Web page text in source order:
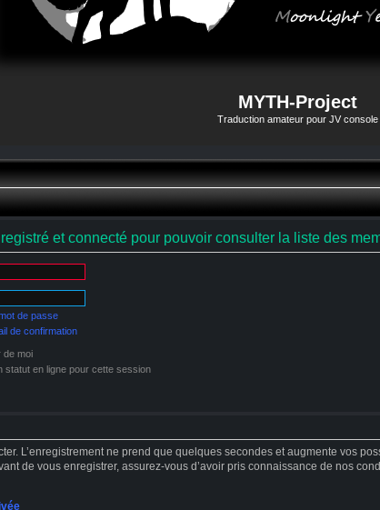
MYTH-Project
Traduction amateur pour JV console
et connecté pour pouvoir consulter la liste des
de passe
de confirmation
de moi
statut en ligne pour cette session
L’enregistrement ne prend que quelques secondes et augmente vos
de vous enregistrer, assurez-vous d’avoir pris connaissance de nos